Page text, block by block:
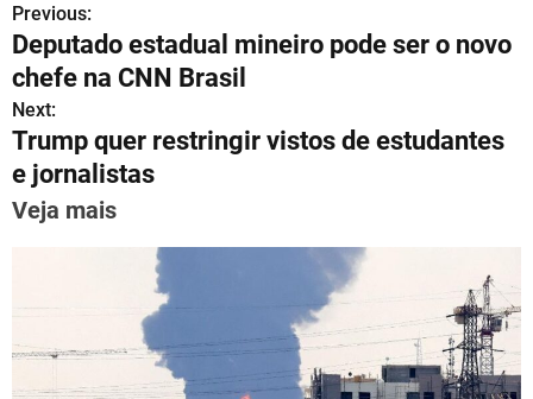
at
s
A
p
p
e
gr
a
m
c
e
b
o
o
ai
l
er
e
e
n
e
P
o
s
t
n
i
Previous:
Deputado estadual mineiro pode ser o novo
chefe na CNN Brasil
Next:
Trump quer restringir vistos de estudantes
e jornalistas
Veja mais